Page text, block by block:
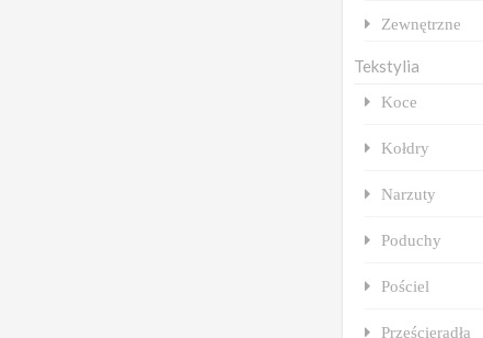
Zewnętrzne
Tekstylia
Koce
Kołdry
Narzuty
Poduchy
Pościel
Prześcieradła